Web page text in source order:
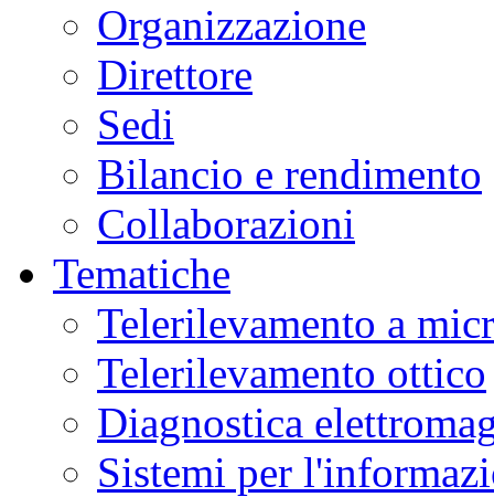
Organizzazione
Direttore
Sedi
Bilancio e rendimento
Collaborazioni
Tematiche
Telerilevamento a
Telerilevamento ottico
Diagnostica
Sistemi per